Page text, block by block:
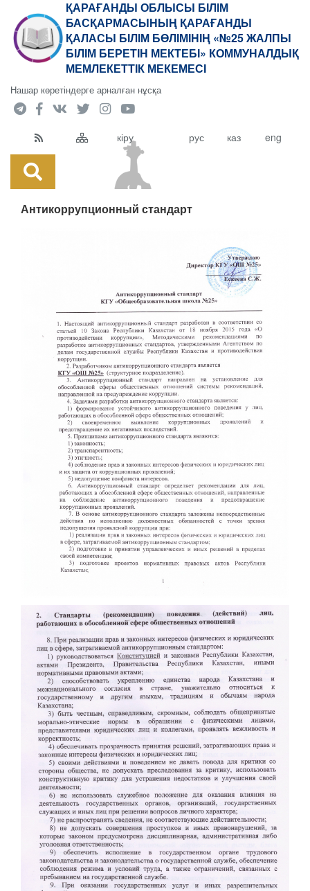
ҚАРАҒАНДЫ ОБЛЫСЫ БІЛІМ
БАСҚАРМАСЫНЫҢ ҚАРАҒАНДЫ
ҚАЛАСЫ БІЛІМ БӨЛІМІНІҢ «№25 ЖАЛПЫ
БІЛІМ БЕРЕТІН МЕКТЕБІ» КОММУНАЛДЫҚ
МЕМЛЕКЕТТІК МЕКЕМЕСІ
Нашар көретіндерге арналған нұсқа
кіру рус каз eng
Антикоррупционный стандарт